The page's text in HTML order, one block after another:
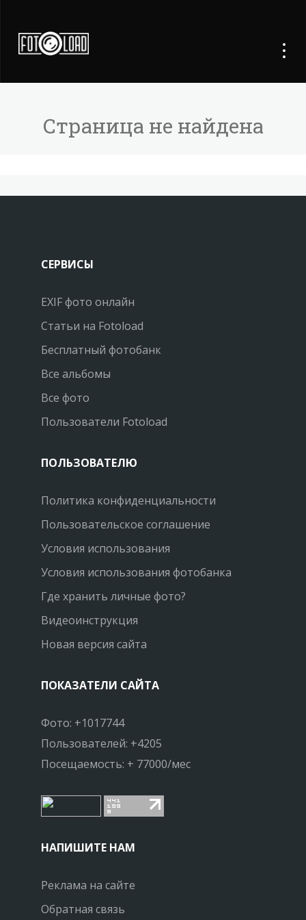
Страница не найдена
СЕРВИСЫ
EXIF фото онлайн
Статьи на Fotoload
Бесплатный фотобанк
Все альбомы
Все фото
Пользователи Fotoload
ПОЛЬЗОВАТЕЛЮ
Политика конфиденциальности
Пользовательское соглашение
Условия использования
Условия использования фотобанка
Где хранить личные фото?
Видеоинструкция
Новая версия сайта
ПОКАЗАТЕЛИ САЙТА
Фото: +1017744
Пользователей: +4205
Посещаемость: + 77000/мес
НАПИШИТЕ НАМ
Реклама на сайте
Обратная связь